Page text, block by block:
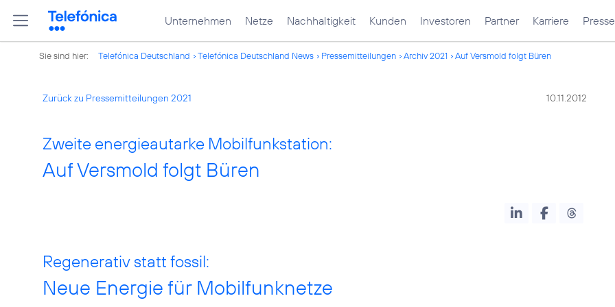
Unternehmen Netze Nachhaltigkeit Kunden Investoren Partner Karriere Presse
Sie sind hier: Telefónica Deutschland Telefónica Deutschland News Pressemitteilungen Archiv 2021 Auf Versmold folgt Büren
Zurück zu Pressemitteilungen 2021 10.11.2012
Zweite energieautarke Mobilfunkstation:
Auf Versmold folgt Büren
Regenerativ statt fossil:
Neue Energie für Mobilfunknetze